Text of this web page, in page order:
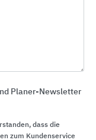
Planer-Newsletter
dass die
zum Kundenservice